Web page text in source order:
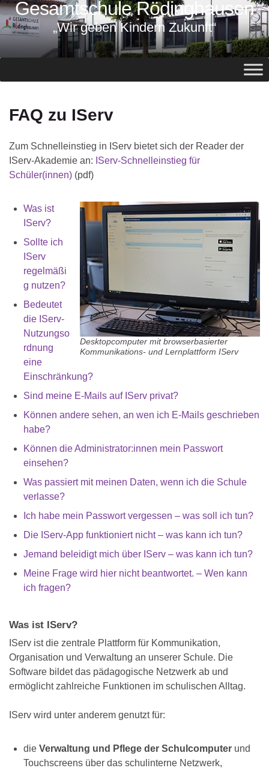
springen
Gesamtschule Rödinghausen
„Wir geben Kindern Zukunft“
FAQ zu IServ
Zum Schnelleinstieg in IServ bietet sich der Reader der
IServ-Akademie an: IServ-Schnelleinstieg für
Schüler(innen) (pdf)
Desktopcomputer mit browserbasierter
Kommunikations- und Lernplattform IServ
Was ist
IServ?
Sollte ich
IServ
regelmäßi
g nutzen?
Bedeutet
die IServ-
Nutzungso
rdnung
eine
Einschränkung?
Sind meine E-Mails auf IServ privat?
Können andere sehen, an wen ich E-Mails geschrieben
habe?
Können die Administrator:innen mein Passwort
einsehen?
Was passiert mit meinen Daten, wenn ich die Schule
verlasse?
Ich habe mein Passwort vergessen – was soll ich tun?
Die IServ-App funktioniert nicht – was kann ich tun?
Jemand beleidigt mich über IServ – was kann ich tun?
Meine Frage wird hier nicht beantwortet. – Wen kann
ich fragen?
Was ist IServ?
IServ ist die zentrale Plattform für Kommunikation,
Organisation und Verwaltung an unserer Schule. Die
Software bildet das pädagogische Netzwerk ab und
ermöglicht zahlreiche Funktionen im schulischen Alltag.
IServ wird unter anderem genutzt für:
die Verwaltung und Pflege der Schulcomputer und
Touchscreens über das schulinterne Netzwerk,